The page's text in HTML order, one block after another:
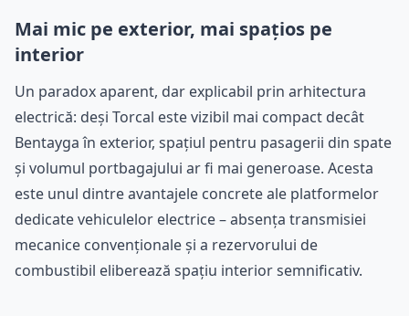
Mai mic pe exterior, mai spațios pe
interior
Un paradox aparent, dar explicabil prin arhitectura
electrică: deși Torcal este vizibil mai compact decât
Bentayga în exterior, spațiul pentru pasagerii din spate
și volumul portbagajului ar fi mai generoase. Acesta
este unul dintre avantajele concrete ale platformelor
dedicate vehiculelor electrice – absența transmisiei
mecanice convenționale și a rezervorului de
combustibil eliberează spațiu interior semnificativ.